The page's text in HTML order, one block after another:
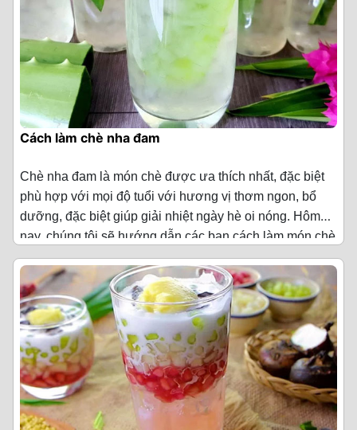
Cách làm chè nha đam
Chè nha đam là món chè được ưa thích nhất, đặc biệt
phù hợp với mọi độ tuổi với hương vị thơm ngon, bổ
dưỡng, đặc biệt giúp giải nhiệt ngày hè oi nóng. Hôm
nay, chúng tôi sẽ hướng dẫn các bạn cách làm món chè
này nhé!
Nguyên liệu làm chè nha đam
2 cây nha đam/lô hội
· 150 g đường phèn
· 1 bó là dứa
· 1 quả chanh
Cách làm chè nha đam